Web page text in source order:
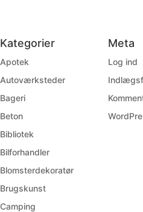
Kategorier
Apotek
Autoværksteder
Bageri
Beton
Bibliotek
Bilforhandler
Blomsterdekoratør
Brugskunst
Camping
Meta
Log ind